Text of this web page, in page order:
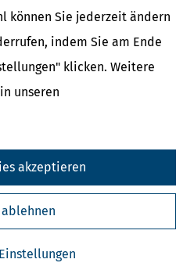
können Sie jederzeit ändern
indem Sie am Ende
klicken. Weitere
unseren
akzeptieren